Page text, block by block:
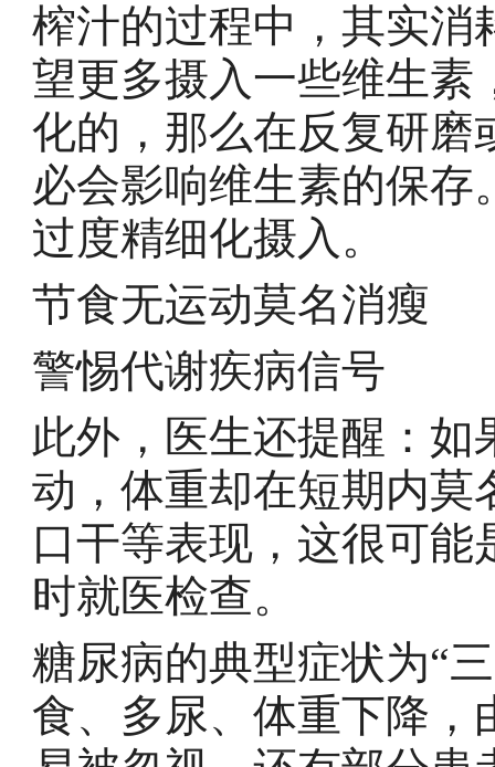
榨汁的过程中，其实消
望更多摄入一些维生素
化的，那么在反复研磨
必会影响维生素的保
过度精细化摄入。
节食无运动莫名消瘦
警惕代谢疾病信号
此外，医生还提醒：
动，体重却在短期内莫
口干等表现，这很可
时就医检查。
糖尿病的典型症状为“
食、多尿、体重下降，